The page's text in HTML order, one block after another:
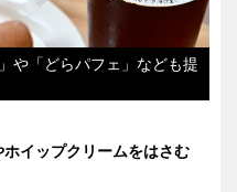
や「どらパフェ」なども提
イップクリームをはさむ